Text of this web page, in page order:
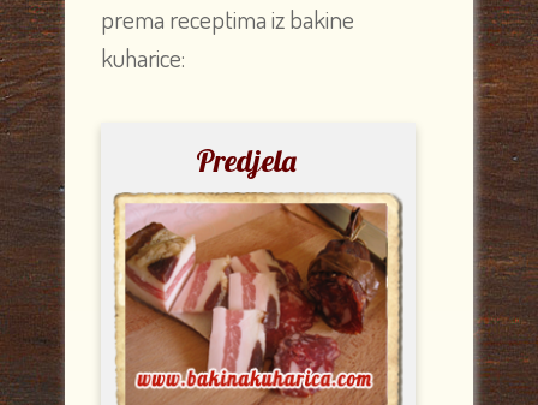
prema receptima iz bakine
kuharice:
Predjela